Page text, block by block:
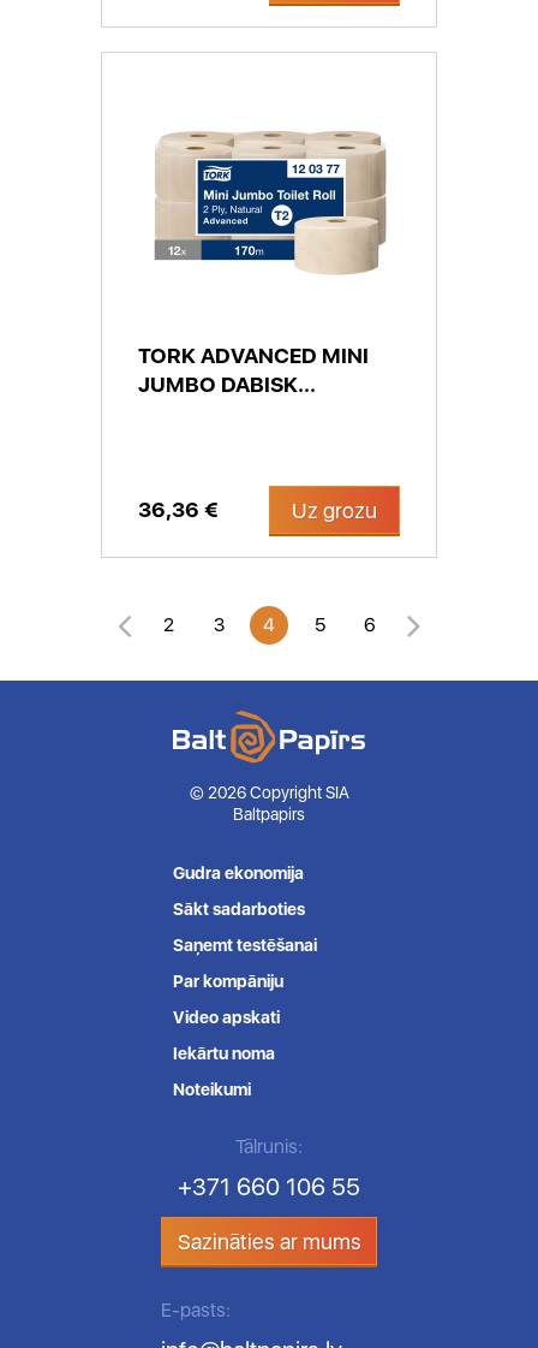
TORK ADVANCED MINI
JUMBO DABISK...
36,36 € Uz grozu
2 3 4 5 6
© 2026 Copyright SIA
Baltpapirs
Gudra ekonomija
Sākt sadarboties
Saņemt testēšanai
Par kompāniju
Video apskati
Iekārtu noma
Noteikumi
Tālrunis:
+371 660 106 55
Sazināties ar mums
E-pasts: